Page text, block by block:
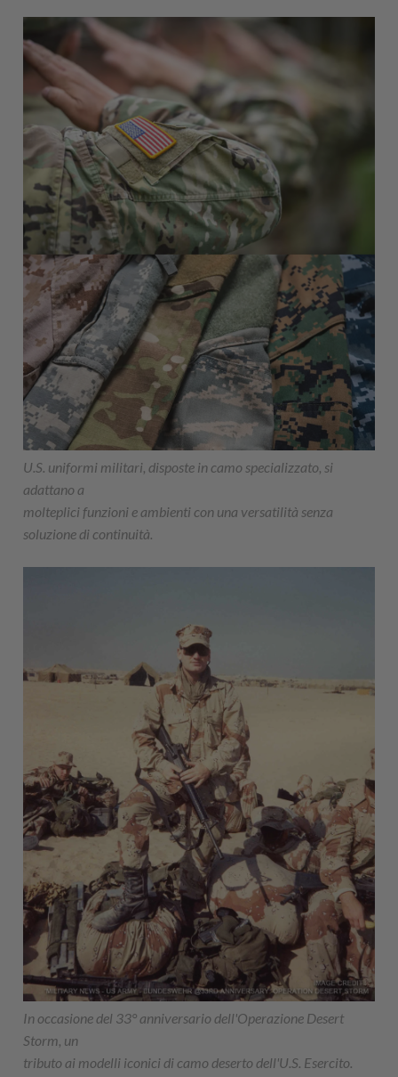
U.S. uniformi militari, disposte in camo specializzato, si
adattano a
molteplici funzioni e ambienti con una versatilità senza
soluzione di continuità.
In occasione del 33° anniversario dell'Operazione Desert
Storm, un
tributo ai modelli iconici di camo deserto dell'U.S. Esercito.